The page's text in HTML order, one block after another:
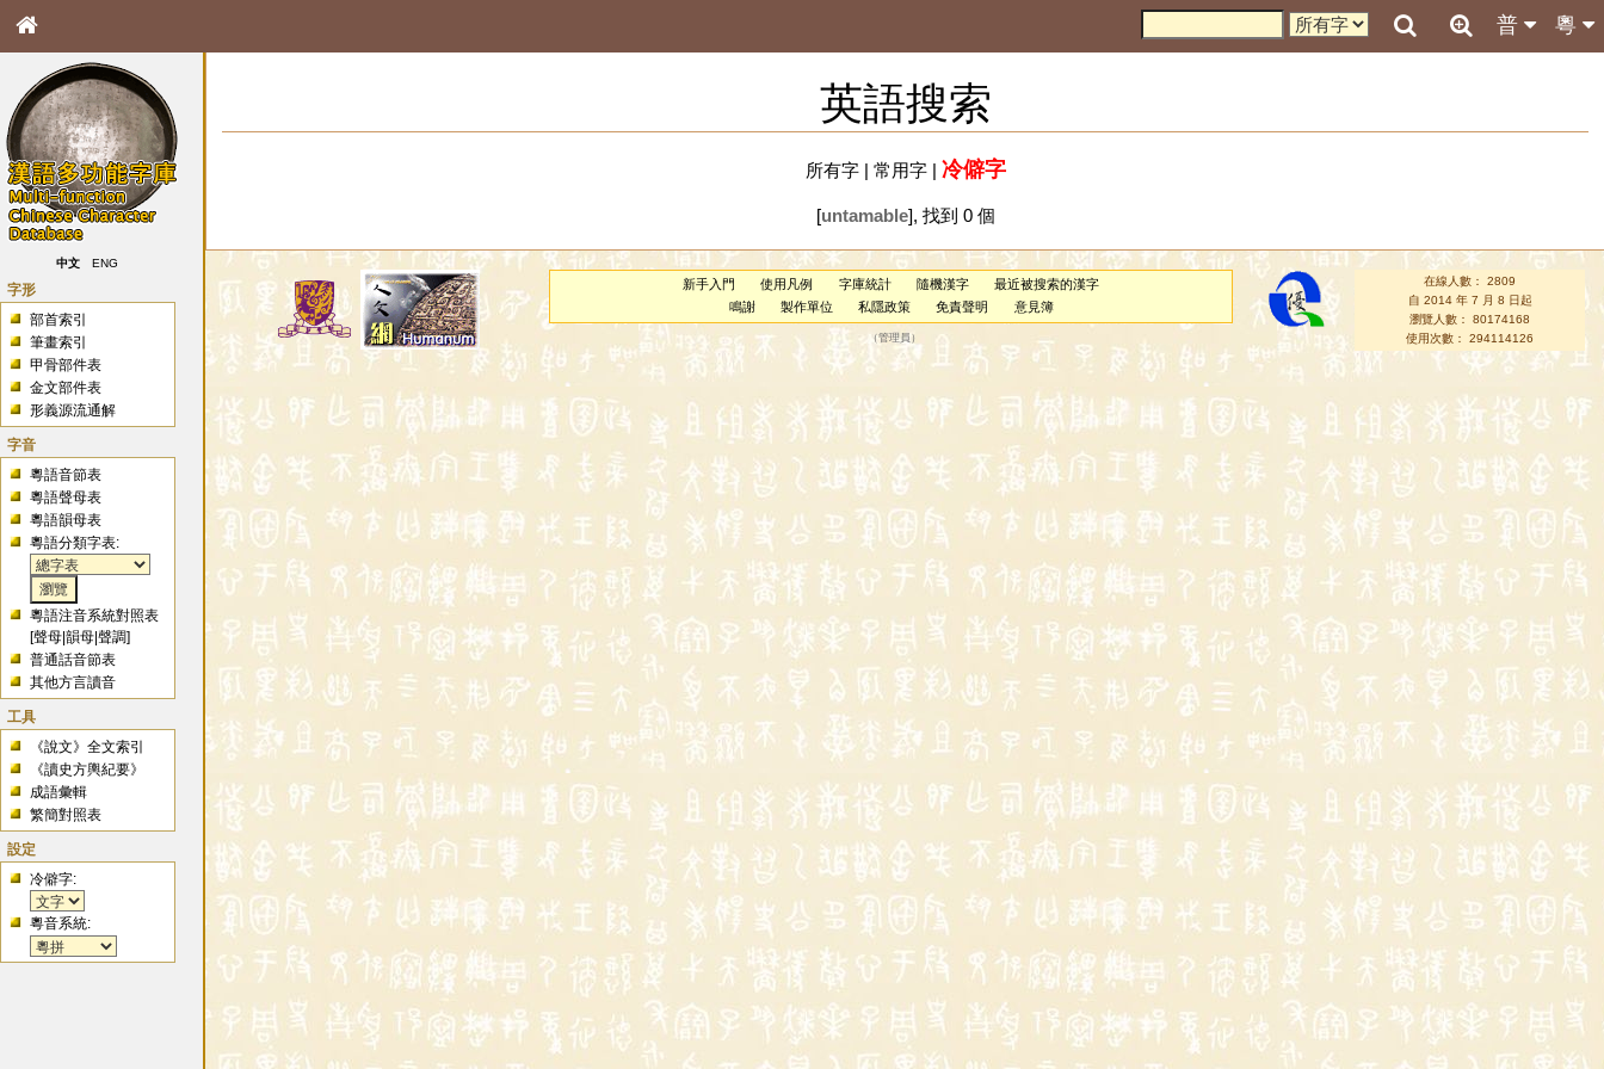
粵
普
中文 ENG
字形
部首索引
筆畫索引
甲骨部件表
金文部件表
形義源流通解
字音
粵語音節表
粵語聲母表
粵語韻母表
粵語分類字表:
粵語注音系統對照表
[聲母 |韻母 |聲調]
普通話音節表
其他方言讀音
工具
《說文》全文索引
《讀史方輿紀要》
成語彙輯
繁簡對照表
設定
冷僻字:
粵音系統:
英語搜索
所有字| 常用字| 冷僻字
[untamable], 找到 0 個
新手入門 使用凡例 字庫統計 隨機漢字
最近被搜索的漢字
鳴謝
製作單位 私隱政策 免責聲明 意見簿
（管理員 ）
在線人數： 2809
自 2014 年 7 月 8 日起
瀏覽人數： 80174168
使用次數： 294114126